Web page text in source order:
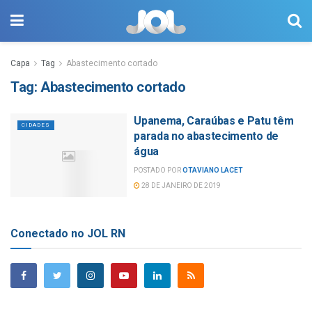
Capa Tag Abastecimento cortado
Tag: Abastecimento cortado
CIDADES
Upanema, Caraúbas e Patu têm
parada no abastecimento de
água
POSTADO POROTAVIANO LACET
28 DE JANEIRO DE 2019
Conectado no JOL RN